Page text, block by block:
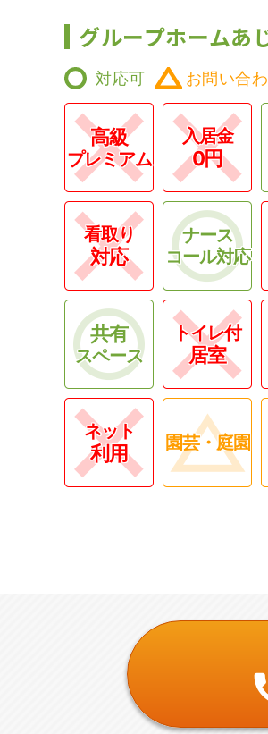
グループホームあ
対応可 お問い合
高級
プレミアム
入居金
0円
看取り
対応
ナース
コール対応
共有
スペース
トイレ付
居室
ネット
利用 園芸・庭園